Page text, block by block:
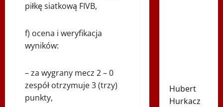
piłkę siatkową FIVB,
f) ocena i weryfikacja
wyników:
– za wygrany mecz 2 – 0
zespół otrzymuje 3 (trzy)
punkty,
Hubert
Hurkacz